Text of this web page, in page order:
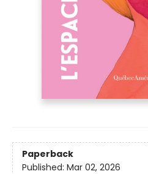
Paperback
Published: Mar 02, 2026